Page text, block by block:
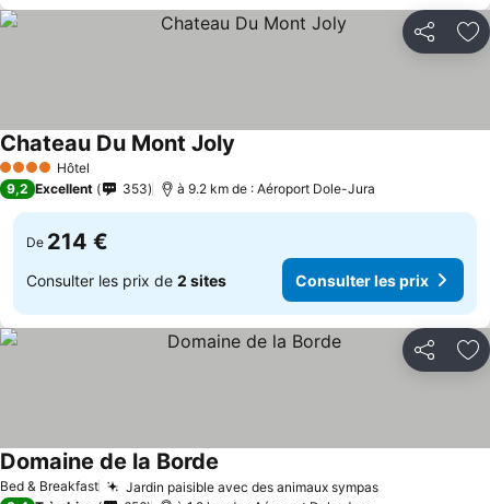
Partager
4 Étoiles Hôtel
Chateau Du Mont Joly
9,2 Excellent 353 à 9.2 km de : Aéroport Dole-Jura
De 214 €
Consulter les prix de 2 sites Consulter les prix
Partager
Bed & Breakfast Jardin paisible avec des animaux sympas
Domaine de la Borde